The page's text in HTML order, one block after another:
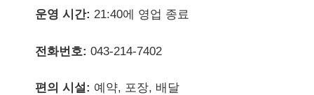
운영 시간: 21:40에 영업 종료
전화번호: 043-214-7402
편의 시설: 예약, 포장, 배달